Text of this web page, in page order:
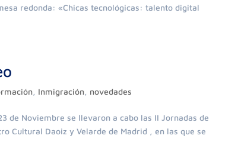
redonda: «Chicas tecnológicas: talento digital
Inmigración novedades
de Noviembre se llevaron a cabo las II Jornadas de
Cultural Daoiz y Velarde de Madrid , en las que se